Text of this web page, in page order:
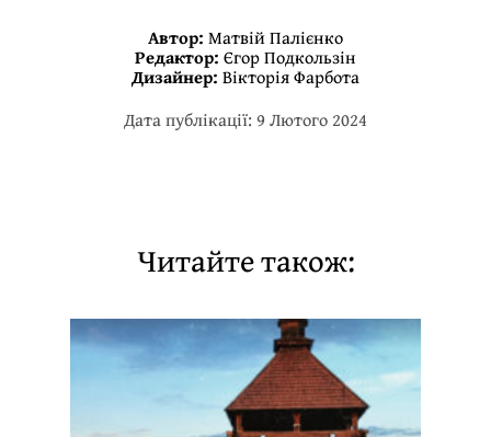
Автор: Матвій Палієнко
Редактор: Єгор Подкользін
Дизайнер: Вікторія Фарбота
Дата публікації: 9 Лютого 2024
Читайте також: